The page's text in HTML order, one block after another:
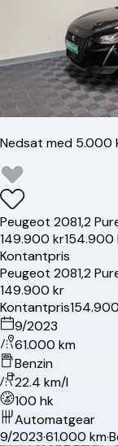
Nedsat med 5.000
Peugeot 2081,2
149.900 kr154.900
Kontantpris
Peugeot 2081,2
149.900 kr
Kontantpris
9/2023
61.000 km
Benzin
22.4 km/l
100 hk
Automatgear
9/2023·61.000 km·